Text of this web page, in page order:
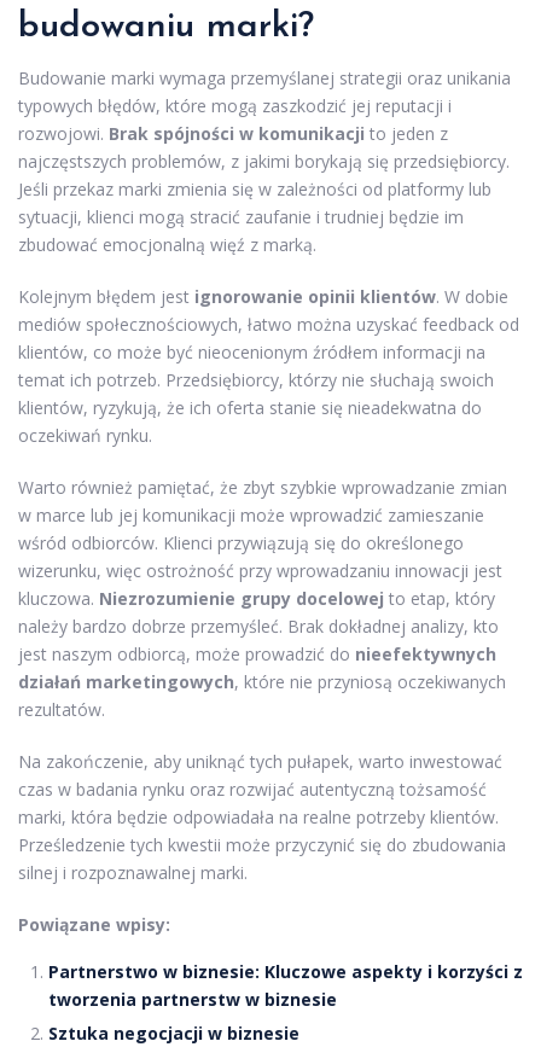
budowaniu marki?
Budowanie marki wymaga przemyślanej strategii oraz unikania
typowych błędów, które mogą zaszkodzić jej reputacji i
rozwojowi. Brak spójności w komunikacji to jeden z
najczęstszych problemów, z jakimi borykają się przedsiębiorcy.
Jeśli przekaz marki zmienia się w zależności od platformy lub
sytuacji, klienci mogą stracić zaufanie i trudniej będzie im
zbudować emocjonalną więź z marką.
Kolejnym błędem jest ignorowanie opinii klientów. W dobie
mediów społecznościowych, łatwo można uzyskać feedback od
klientów, co może być nieocenionym źródłem informacji na
temat ich potrzeb. Przedsiębiorcy, którzy nie słuchają swoich
klientów, ryzykują, że ich oferta stanie się nieadekwatna do
oczekiwań rynku.
Warto również pamiętać, że zbyt szybkie wprowadzanie zmian
w marce lub jej komunikacji może wprowadzić zamieszanie
wśród odbiorców. Klienci przywiązują się do określonego
wizerunku, więc ostrożność przy wprowadzaniu innowacji jest
kluczowa. Niezrozumienie grupy docelowej to etap, który
należy bardzo dobrze przemyśleć. Brak dokładnej analizy, kto
jest naszym odbiorcą, może prowadzić do nieefektywnych
działań marketingowych, które nie przyniosą oczekiwanych
rezultatów.
Na zakończenie, aby uniknąć tych pułapek, warto inwestować
czas w badania rynku oraz rozwijać autentyczną tożsamość
marki, która będzie odpowiadała na realne potrzeby klientów.
Prześledzenie tych kwestii może przyczynić się do zbudowania
silnej i rozpoznawalnej marki.
Powiązane wpisy:
Partnerstwo w biznesie: Kluczowe aspekty i korzyści z
tworzenia partnerstw w biznesie
Sztuka negocjacji w biznesie